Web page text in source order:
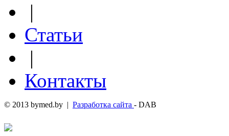
|
Статьи
|
Контакты
© 2013 bymed.by | Разработка сайта - DAB